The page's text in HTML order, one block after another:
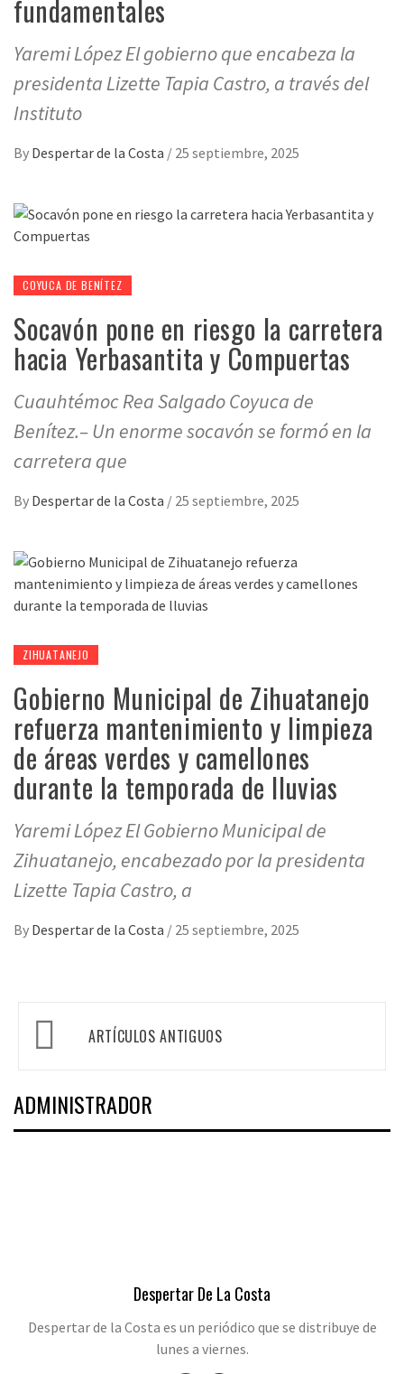
fundamentales
Yaremi López El gobierno que encabeza la
presidenta Lizette Tapia Castro, a través del
Instituto
By Despertar de la Costa / 25 septiembre, 2025
COYUCA DE BENÍTEZ
Socavón pone en riesgo la carretera
hacia Yerbasantita y Compuertas
Cuauhtémoc Rea Salgado Coyuca de
Benítez.– Un enorme socavón se formó en la
carretera que
By Despertar de la Costa / 25 septiembre, 2025
ZIHUATANEJO
Gobierno Municipal de Zihuatanejo
refuerza mantenimiento y limpieza
de áreas verdes y camellones
durante la temporada de lluvias
Yaremi López El Gobierno Municipal de
Zihuatanejo, encabezado por la presidenta
Lizette Tapia Castro, a
By Despertar de la Costa / 25 septiembre, 2025
Navegación
de
entradas
ARTÍCULOS ANTIGUOS
ADMINISTRADOR
Despertar De La Costa
Despertar de la Costa es un periódico que se distribuye de
lunes a viernes.